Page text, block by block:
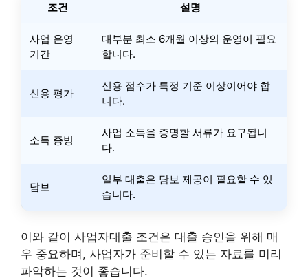
조건 설명
사업 운영
기간
대부분 최소 6개월 이상의 운영이 필요
합니다.
신용 평가
신용 점수가 특정 기준 이상이어야 합
니다.
소득 증빙
사업 소득을 증명할 서류가 요구됩니
다.
담보
일부 대출은 담보 제공이 필요할 수 있
습니다.
이와 같이 사업자대출 조건은 대출 승인을 위해 매
우 중요하며, 사업자가 준비할 수 있는 자료를 미리
파악하는 것이 좋습니다.